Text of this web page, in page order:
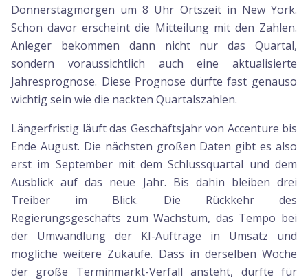
Donnerstagmorgen um 8 Uhr Ortszeit in New York.
Schon davor erscheint die Mitteilung mit den Zahlen.
Anleger bekommen dann nicht nur das Quartal,
sondern voraussichtlich auch eine aktualisierte
Jahresprognose. Diese Prognose dürfte fast genauso
wichtig sein wie die nackten Quartalszahlen.
Längerfristig läuft das Geschäftsjahr von Accenture bis
Ende August. Die nächsten großen Daten gibt es also
erst im September mit dem Schlussquartal und dem
Ausblick auf das neue Jahr. Bis dahin bleiben drei
Treiber im Blick. Die Rückkehr des
Regierungsgeschäfts zum Wachstum, das Tempo bei
der Umwandlung der KI-Aufträge in Umsatz und
mögliche weitere Zukäufe. Dass in derselben Woche
der große Terminmarkt-Verfall ansteht, dürfte für